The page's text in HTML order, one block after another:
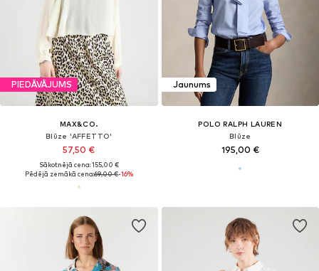
PIEDĀVĀJUMS
MAX&CO.
Blūze 'AFFETTO'
57,50 €
Sākotnējā cena: 155,00 €
Pēdējā zemākā cena:69,00 €-16%
Jaunums
POLO RALPH LAUREN
Blūze
195,00 €